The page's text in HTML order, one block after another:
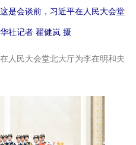
是会谈前，习近平在人民大会堂
华社记者翟健岚摄
民大会堂北大厅为李在明和夫